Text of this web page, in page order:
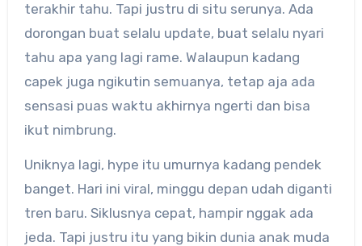
terakhir tahu. Tapi justru di situ serunya. Ada
dorongan buat selalu update, buat selalu nyari
tahu apa yang lagi rame. Walaupun kadang
capek juga ngikutin semuanya, tetap aja ada
sensasi puas waktu akhirnya ngerti dan bisa
ikut nimbrung.
Uniknya lagi, hype itu umurnya kadang pendek
banget. Hari ini viral, minggu depan udah diganti
tren baru. Siklusnya cepat, hampir nggak ada
jeda. Tapi justru itu yang bikin dunia anak muda